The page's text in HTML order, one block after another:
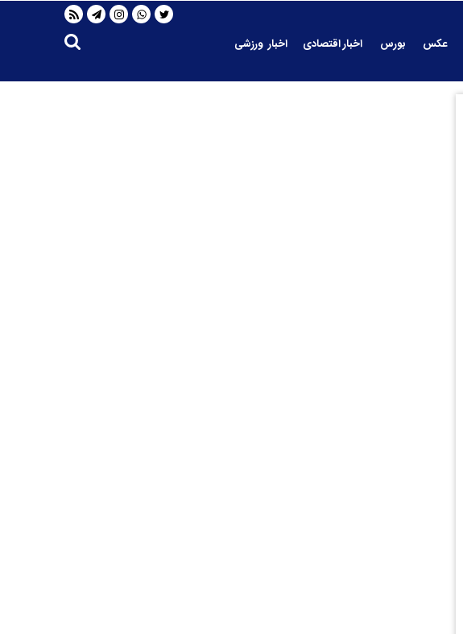
عکس بورس اخبار اقتصادی
اخبار ورزشی